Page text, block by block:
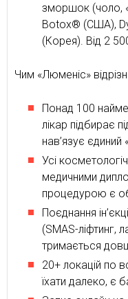
зморшок (чоло,
Botox® (США),
(Корея). Від 2
Чим «Люменіс»
Понад 100
лікар підбирає
нав’язує єдиний
Усі
медичними
процедурою є
Поєднання
(SMAS-ліфтинг,
тримається
20+ локацій по
їхати далеко, є